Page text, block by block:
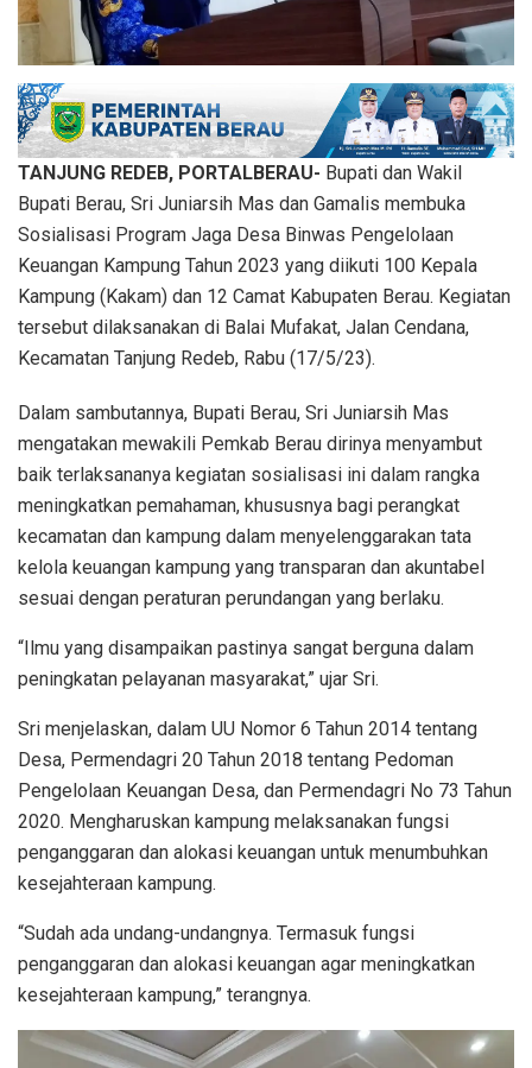
TANJUNG REDEB, PORTALBERAU- Bupati dan Wakil
Bupati Berau, Sri Juniarsih Mas dan Gamalis membuka
Sosialisasi Program Jaga Desa Binwas Pengelolaan
Keuangan Kampung Tahun 2023 yang diikuti 100 Kepala
Kampung (Kakam) dan 12 Camat Kabupaten Berau. Kegiatan
tersebut dilaksanakan di Balai Mufakat, Jalan Cendana,
Kecamatan Tanjung Redeb, Rabu (17/5/23).
Dalam sambutannya, Bupati Berau, Sri Juniarsih Mas
mengatakan mewakili Pemkab Berau dirinya menyambut
baik terlaksananya kegiatan sosialisasi ini dalam rangka
meningkatkan pemahaman, khususnya bagi perangkat
kecamatan dan kampung dalam menyelenggarakan tata
kelola keuangan kampung yang transparan dan akuntabel
sesuai dengan peraturan perundangan yang berlaku.
“Ilmu yang disampaikan pastinya sangat berguna dalam
peningkatan pelayanan masyarakat,” ujar Sri.
Sri menjelaskan, dalam UU Nomor 6 Tahun 2014 tentang
Desa, Permendagri 20 Tahun 2018 tentang Pedoman
Pengelolaan Keuangan Desa, dan Permendagri No 73 Tahun
2020. Mengharuskan kampung melaksanakan fungsi
penganggaran dan alokasi keuangan untuk menumbuhkan
kesejahteraan kampung.
“Sudah ada undang-undangnya. Termasuk fungsi
penganggaran dan alokasi keuangan agar meningkatkan
kesejahteraan kampung,” terangnya.